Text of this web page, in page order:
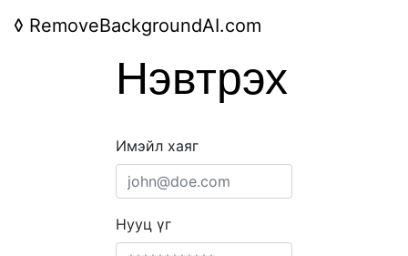
◊ RemoveBackgroundAI.com
Нэвтрэх
Имэйл хаяг
Нууц үг